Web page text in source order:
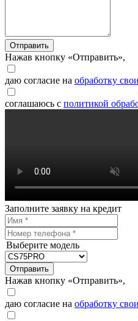
Отправить
Нажав кнопку «Отправить»,
даю согласие на обработку
соглашаюсь с политикой
Заполните заявку на кредит
Выберите модель
Отправить
Нажав кнопку «Отправить»,
даю согласие на обработку